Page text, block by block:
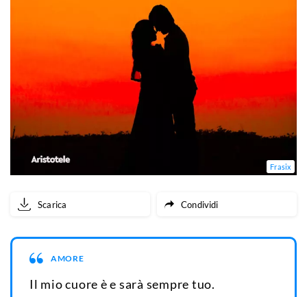
Frasix
Scarica Condividi
AMORE
Il mio cuore è e sarà sempre tuo.